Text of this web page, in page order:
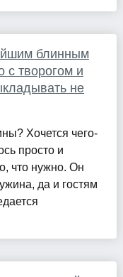
блинным
с творогом и
не
Хочется чего-
просто и
что нужно. Он
да и гостям